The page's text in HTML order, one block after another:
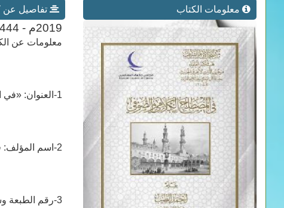
معلومات الكتاب تفاصيل عن
2019م - 1444هـ
معلومات عن
1-العنوان: «في المصطلح الكلامي والصوفي».
2-اسم المؤلف: فضيلة الإمام الأكبر أ.د/ أحمد الطيب، شيخ الأزهر الشريف.
3-رقم الطبعة وسنة الطبع: الطبعة الأولى، 1440ه – 2019م.